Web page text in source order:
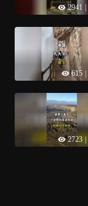
2941
615
2723